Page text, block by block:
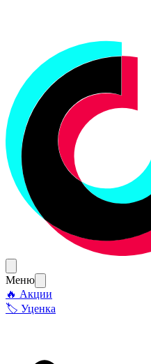
Меню
🔥 Акции
🏷 Уценка